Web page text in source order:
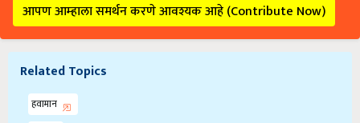
आपण आम्हाला समर्थन करणे आवश्यक आहे (Contribute Now)
Related Topics
हवामान